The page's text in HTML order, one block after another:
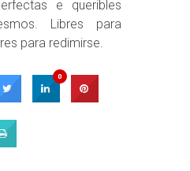
e queribles
Libres para
para redimirse.
0